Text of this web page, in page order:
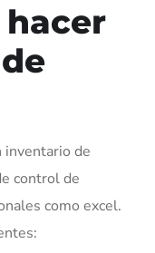
inventario de
control de
como excel.